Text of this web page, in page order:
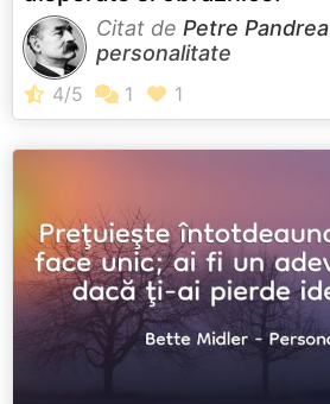
Citat de Petre Pandrea
personalitate